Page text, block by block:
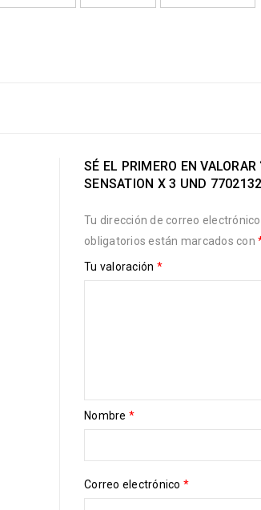
SÉ EL PRIMERO EN
SENSATION X 3 UND
Tu dirección de correo
obligatorios están marcados con
Tu valoración *
Nombre *
Correo electrónico *